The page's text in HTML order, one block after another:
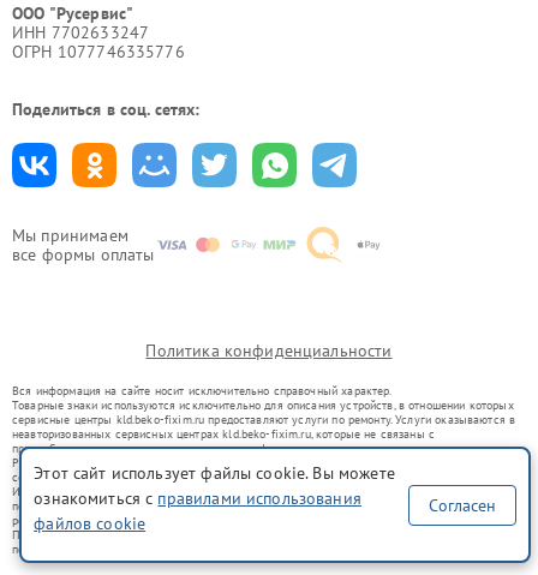
Мы принимаем
все формы оплаты
ООО "Русервис"
ИНН 7702633247
ОГРН 1077746335776
Поделиться в соц. сетях:
Политика конфиденциальности
Вся информация на сайте носит исключительно справочный характер.
Товарные знаки используются исключительно для описания устройств, в отношении которых
сервисные центры kld.beko-fixim.ru предоставляют услуги по ремонту. Услуги оказываются в
неавторизованных сервисных центрах kld.beko-fixim.ru, которые не связаны с
правообладателями товарных знаков или их официальными представителями.
Ремонт осуществляется для устройств, уже введенных в гражданский оборот в соответствии
со статьей 1487 ГК РФ.
Использование товарных знаков не преследует цели индивидуализации услуг или введения
потребителей в заблуждение, а служит для информирования о предоставляемых услугах по
ремонту техники указанных брендов.
Представленная на сайте информация не является публичной офертой, определяемой
положениями Статьи 437(2) Гражданского кодекса РФ
Этот сайт использует файлы cookie. Вы можете
ознакомиться с правилами использования
файлов cookie
Согласен